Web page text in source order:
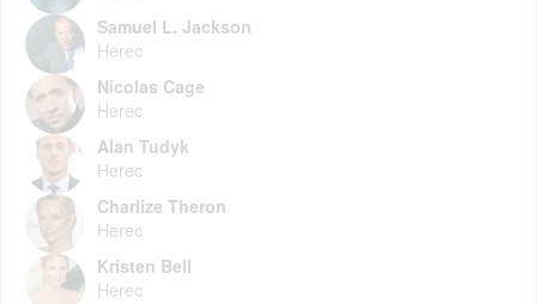
Samuel L. Jackson
Herec
Nicolas Cage
Herec
Alan Tudyk
Herec
Charlize Theron
Herec
Kristen Bell
Herec